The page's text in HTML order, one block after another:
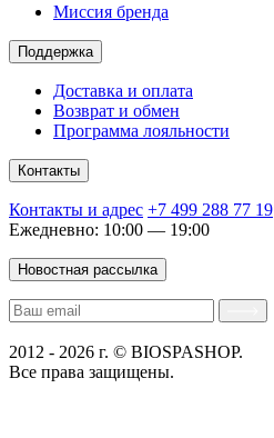
Миссия бренда
Поддержка
Доставка и оплата
Возврат и обмен
Программа лояльности
Контакты
Контакты и адрес +7 499 288 77 19
Ежедневно: 10:00 — 19:00
Новостная рассылка
2012 - 2026 г. © BIOSPASHOP.
Все права защищены.